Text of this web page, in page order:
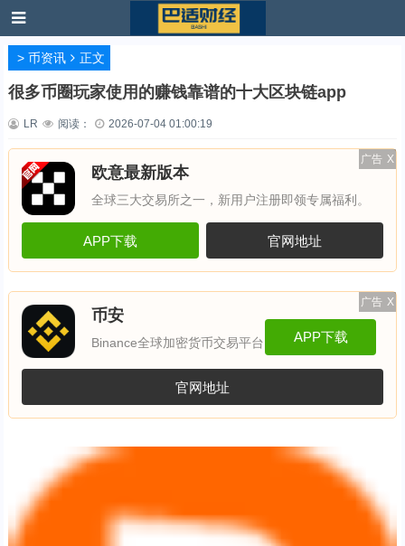
> 币资讯 正文
很多币圈玩家使用的赚钱靠谱的十大区块链app
LR 阅读： 2026-07-04 01:00:19
广告 X
欧意最新版本
全球三大交易所之一，新用户注册即领专属福利。
APP下载 官网地址
广告 X
币安
Binance全球加密货币交易平台 APP下载
官网地址